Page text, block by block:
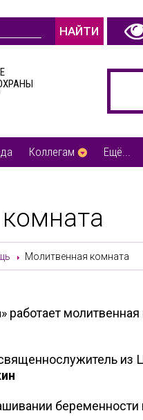
НАЙТИ
Коллегам Ещё...
Молитвенная комната
из